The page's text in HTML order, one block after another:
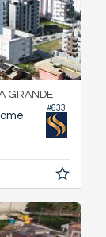
#633
GRANDE